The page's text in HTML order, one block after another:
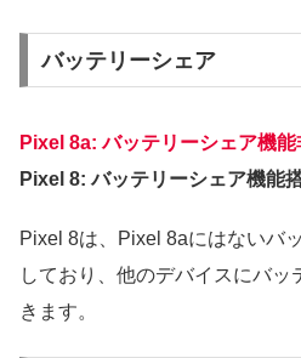
バッテリーシェア
Pixel 8a: バッテリーシェア機能
Pixel 8: バッテリーシェア機能
Pixel 8は、Pixel 8aにはないバ
しており、他のデバイスにバ
きます。